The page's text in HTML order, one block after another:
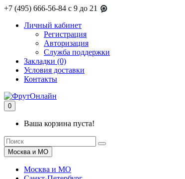
+7 (495) 666-56-84 c 9 до 21
Личный кабинет
Регистрация
Авторизация
Служба поддержки
Закладки (0)
Условия доставки
Контакты
0
Ваша корзина пуста!
Москва и МО
Москва и МО